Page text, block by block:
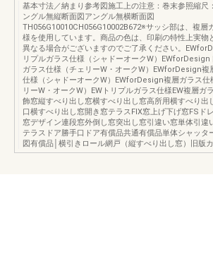
基本寸法／納まり参考図施工上の注意：巻末参照縮尺
ングル無縦断面図アングル無横断面図
TH056G10010CH056G10002B672※サッシ部は、複層
様を使用しています。商品の色は、印刷の特性上実物
異なる場合がございますのでご了承ください。
リプルガラス仕様（シャドーオークW）EWforDesign
ガラス仕様（チェリーW・オークW）EWforDesign複
仕様（シャドーオークW）EWforDesign複層ガラス仕
リーW・オークW）EWトリプルガラス仕様EW複層ガ
飾窓縦すべり出し窓横すべり出し窓高所用横すべり出
口横すべり出し窓開き窓テラスFIX窓上げ下げ窓FSド
窓デザイン連段窓外倒し窓突出し窓引違い窓単体引違
テラスドア勝手口ドア有償品共通有償品単体シャッタ
図有償品│横引きロール網戸（縦すべり出し窓）旧版